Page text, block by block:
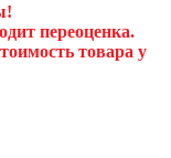
переоценка.
товара у